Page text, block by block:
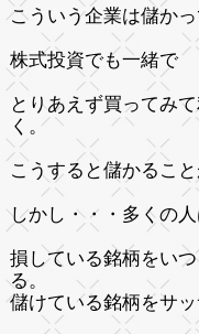
こういう企業は儲か
株式投資でも一緒で
とりあえず買ってみ
く。
こうすると儲かるこ
しかし・・・多くの
損している銘柄をい
る。
儲けている銘柄をサ